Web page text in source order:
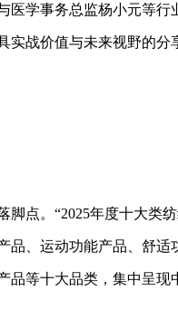
医学事务总监杨小元等
战价值与未来视野的分
点。“2025年度十大类
品、运动功能产品、舒
品等十大品类，集中呈